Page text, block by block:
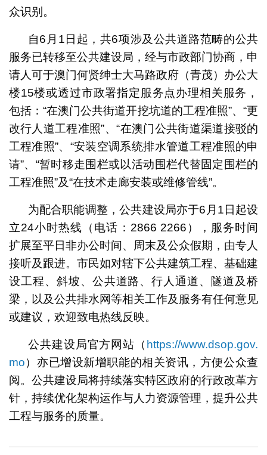
众识别。
自6月1日起，共6项涉及公共道路范畴的公共
服务已转移至公共建设局，经与市政部门协商，申
请人可于澳门何贤绅士大马路政府（青茂）办公大
楼15楼或透过市政署指定服务点办理相关服务，
包括：“在澳门公共街道开挖坑道的工程准照”、“更
改行人道工程准照”、“在澳门公共街道渠道接驳的
工程准照”、“安装空调系统排水管道工程准照的申
请”、“暂时移走围栏或以活动围栏代替固定围栏的
工程准照”及“在技术走廊安装或维修管线”。
为配合职能调整，公共建设局亦于6月1日起设
立24小时热线（电话：2866 2266），服务时间
扩展至平日非办公时间、周末及公众假期，由专人
接听及跟进。市民如对辖下公共建筑工程、基础建
设工程、斜坡、公共道路、行人通道、隧道及桥
梁，以及公共排水网等相关工作及服务有任何意见
或建议，欢迎致电热线反映。
公共建设局官方网站（ https://www.dsop.gov.
mo）亦已增设新增职能的相关资讯，方便公众查
阅。公共建设局将持续落实特区政府的行政改革方
针，持续优化架构运作与人力资源管理，提升公共
工程与服务的质量。